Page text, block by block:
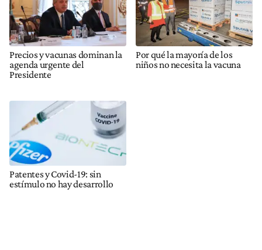
Precios y vacunas dominan la
agenda urgente del
Presidente
Por qué la mayoría de los
niños no necesita la vacuna
Patentes y Covid-19: sin
estímulo no hay desarrollo